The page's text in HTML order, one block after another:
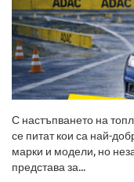
С настъпването на
се питат кои са най-
марки и модели, но
представа за...